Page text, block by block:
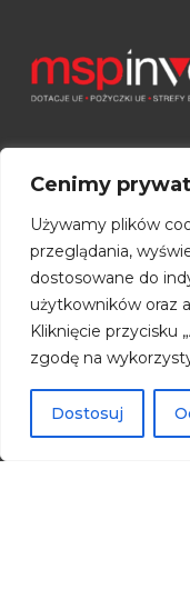
Cenimy
Używamy plików
przeglądania,
dostosowane do
użytkowników oraz
Kliknięcie przycisku
zgodę na
Dostosuj
Toruński Park
Budynek A
ul. Włocławska 167
87-100 Toruń
Pełny kontakt
Specjalne Strefy
Dotacje UE